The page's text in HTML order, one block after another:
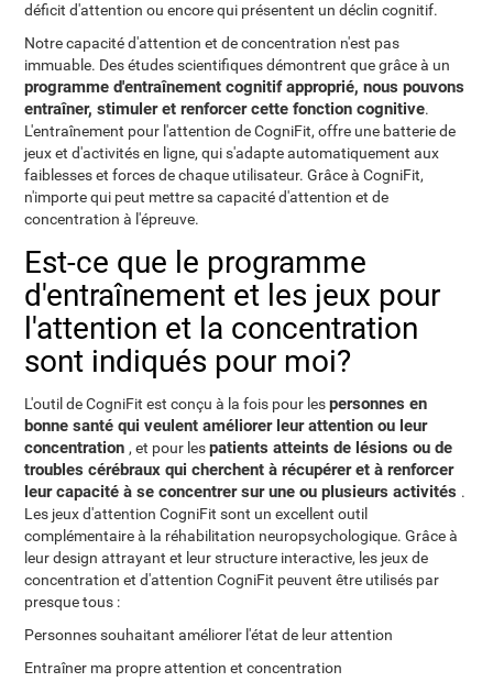
déficit d'attention ou encore qui présentent un déclin cognitif.
Notre capacité d'attention et de concentration n'est pas
immuable. Des études scientifiques démontrent que grâce à un
programme d'entraînement cognitif approprié, nous pouvons
entraîner, stimuler et renforcer cette fonction cognitive.
L'entraînement pour l'attention de CogniFit, offre une batterie de
jeux et d'activités en ligne, qui s'adapte automatiquement aux
faiblesses et forces de chaque utilisateur. Grâce à CogniFit,
n'importe qui peut mettre sa capacité d'attention et de
concentration à l'épreuve.
Est-ce que le programme
d'entraînement et les jeux pour
l'attention et la concentration
sont indiqués pour moi?
L'outil de CogniFit est conçu à la fois pour lespersonnes en
bonne santé qui veulent améliorer leur attention ou leur
concentration, et pour lespatients atteints de lésions ou de
troubles cérébraux qui cherchent à récupérer et à renforcer
leur capacité à se concentrer sur une ou plusieurs activités .
Les jeux d'attention CogniFit sont un excellent outil
complémentaire à la réhabilitation neuropsychologique. Grâce à
leur design attrayant et leur structure interactive, les jeux de
concentration et d'attention CogniFit peuvent être utilisés par
presque tous :
Personnes souhaitant améliorer l'état de leur attention
Entraîner ma propre attention et concentration